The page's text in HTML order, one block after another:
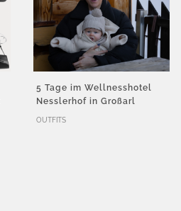
5 Tage im Wellnesshotel
Nesslerhof in Großarl
OUTFITS